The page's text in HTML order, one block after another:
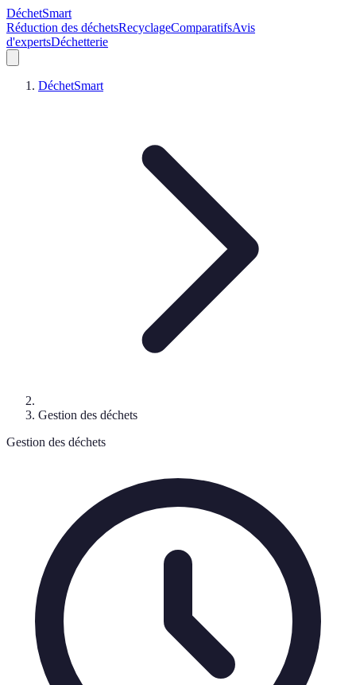
DéchetSmart
Réduction des déchetsRecyclageComparatifsAvis
d'expertsDéchetterie
DéchetSmart
Gestion des déchets
Gestion des déchets